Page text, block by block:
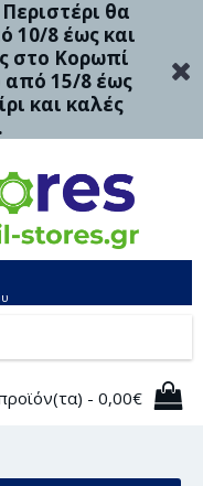
θα
10/8 έως και
στο Κορωπί
από 15/8 έως
και καλές
- 0,00€